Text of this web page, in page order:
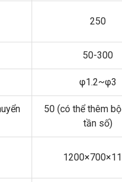
250
50-300
φ1.2~φ3
50 (có thể thêm
tần số)